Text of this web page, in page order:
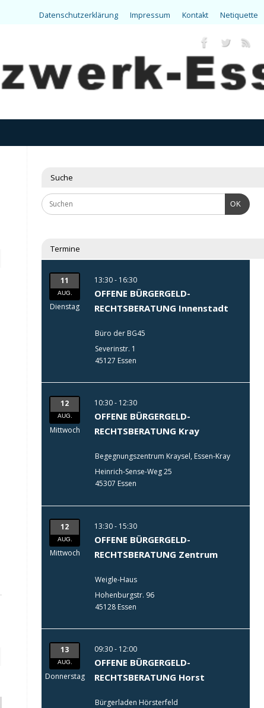
Datenschutzerklärung Impressum Kontakt Netiquette
Suche
OK
Termine
11
AUG.
Dienstag
13:30 - 16:30
OFFENE BÜRGERGELD-
RECHTSBERATUNG Innenstadt
Büro der BG45
Severinstr. 1
45127 Essen
12
AUG.
Mittwoch
10:30 - 12:30
OFFENE BÜRGERGELD-
RECHTSBERATUNG Kray
Begegnungszentrum Kraysel, Essen-Kray
Heinrich-Sense-Weg 25
45307 Essen
12
AUG.
Mittwoch
13:30 - 15:30
OFFENE BÜRGERGELD-
RECHTSBERATUNG Zentrum
Weigle-Haus
Hohenburgstr. 96
45128 Essen
13
AUG.
Donnerstag
09:30 - 12:00
OFFENE BÜRGERGELD-
RECHTSBERATUNG Horst
Bürgerladen Hörsterfeld